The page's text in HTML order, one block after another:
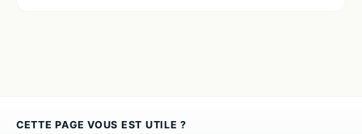
CETTE PAGE VOUS EST UTILE ?